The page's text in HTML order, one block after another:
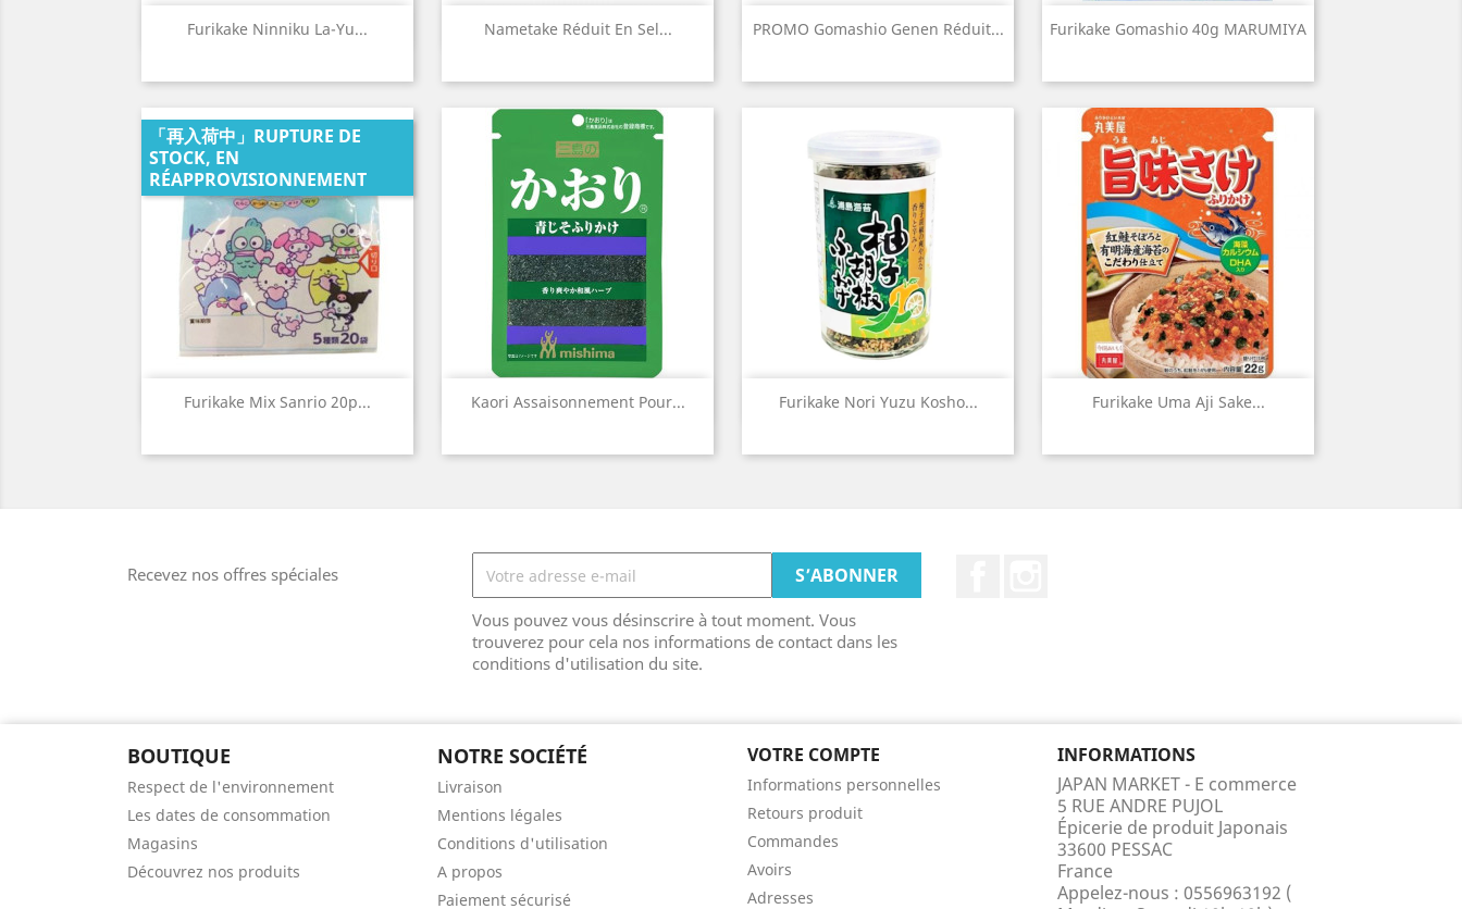
Furikake Ninniku La-Yu...
Aperçu rapide Nametake Réduit En Sel...
Aperçu rapide PROMO Gomashio Genen Réduit...
Aperçu rapide Furikake Gomashio 40g MARUMIYA
Aperçu rapide
Furikake Mix Sanrio 20p...
「再入荷中」RUPTURE DE
STOCK, EN
RÉAPPROVISIONNEMENT
Aperçu rapide Kaori Assaisonnement Pour...
Aperçu rapide Furikake Nori Yuzu Kosho...
Aperçu rapide Furikake Uma Aji Sake...
Aperçu rapide
Recevez nos offres spéciales
Vous pouvez vous désinscrire à tout moment. Vous
trouverez pour cela nos informations de contact dans les
conditions d'utilisation du site.
BOUTIQUE
Respect de l'environnement
Les dates de consommation
Magasins
Découvrez nos produits
NOTRE SOCIÉTÉ
Livraison
Mentions légales
Conditions d'utilisation
A propos
Paiement sécurisé
VOTRE COMPTE
Informations personnelles
Retours produit
Commandes
Avoirs
Adresses
INFORMATIONS
JAPAN MARKET - E commerce
5 RUE ANDRE PUJOL
Épicerie de produit Japonais
33600 PESSAC
France
Appelez-nous : 0556963192 (